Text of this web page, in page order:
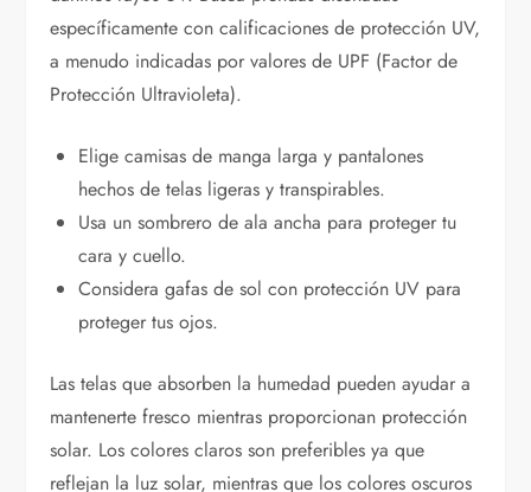
específicamente con calificaciones de protección UV,
a menudo indicadas por valores de UPF (Factor de
Protección Ultravioleta).
Elige camisas de manga larga y pantalones
hechos de telas ligeras y transpirables.
Usa un sombrero de ala ancha para proteger tu
cara y cuello.
Considera gafas de sol con protección UV para
proteger tus ojos.
Las telas que absorben la humedad pueden ayudar a
mantenerte fresco mientras proporcionan protección
solar. Los colores claros son preferibles ya que
reflejan la luz solar, mientras que los colores oscuros